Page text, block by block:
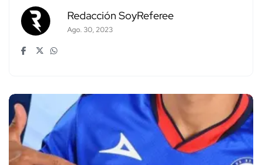
Redacción SoyReferee
Ago. 30, 2023